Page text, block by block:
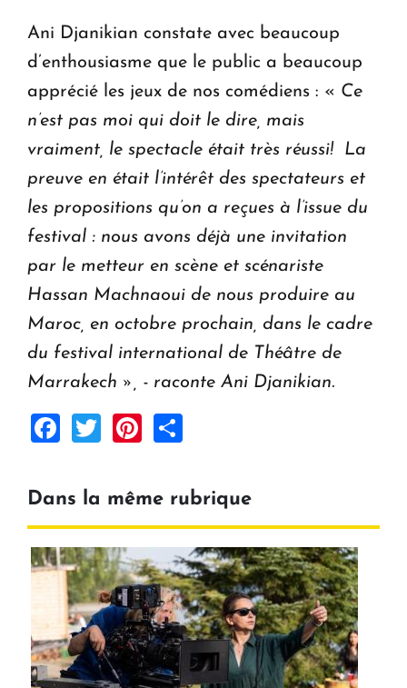
Ani Djanikian constate avec beaucoup
d’enthousiasme que le public a beaucoup
apprécié les jeux de nos comédiens : « Ce
n’est pas moi qui doit le dire, mais
vraiment, le spectacle était très réussi!
La
preuve en était l’intérêt des spectateurs et
les propositions qu’on a reçues à l’issue du
festival : nous avons déjà une invitation
par le metteur en scène et scénariste
Hassan Machnaoui de nous produire au
Maroc, en octobre prochain, dans le cadre
du festival international de Théâtre de
Marrakech », - raconte Ani Djanikian.
Facebook
TwitterPinterest
Dans la même rubrique